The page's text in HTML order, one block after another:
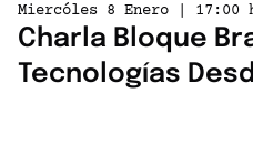
Miercóles 8 Enero | 17:00
Charla Bloque
Tecnologías